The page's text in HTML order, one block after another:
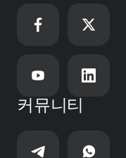
커뮤니티